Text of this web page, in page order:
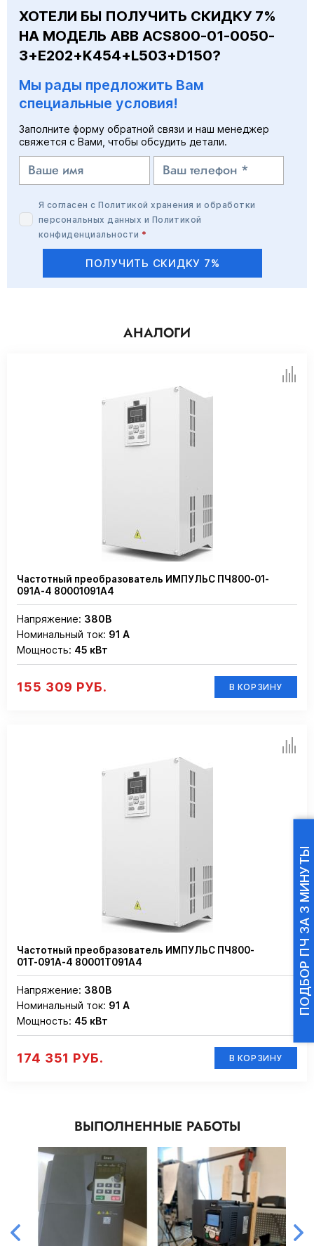
ХОТЕЛИ БЫ ПОЛУЧИТЬ СКИДКУ 7%
НА МОДЕЛЬ ABB ACS800-01-0050-
3+E202+K454+L503+D150?
Мы рады предложить Вам
специальные условия!
Заполните форму обратной связи и наш менеджер
свяжется с Вами, чтобы обсудить детали.
Я согласен сПолитикой хранения и обработки
персональных данных и Политикой
конфиденциальности *
ПОЛУЧИТЬ СКИДКУ 7%
АНАЛОГИ
Частотный преобразователь ИМПУЛЬС ПЧ800-01-
091А-4 80001091А4
Напряжение: 380В
Номинальный ток: 91 А
Мощность: 45 кВт
155 309 РУБ. В КОРЗИНУ
Частотный преобразователь ИМПУЛЬС ПЧ800-
01Т-091А-4 80001Т091А4
Напряжение: 380В
Номинальный ток: 91 А
Мощность: 45 кВт
174 351 РУБ. В КОРЗИНУ
ВЫПОЛНЕННЫЕ РАБОТЫ
ПОДБОР ПЧ ЗА 3 МИНУТЫ